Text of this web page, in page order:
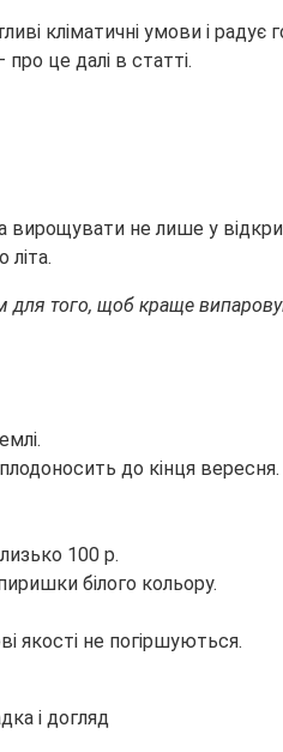
кліматичні умови і
про це далі в статті.
не лише у
того, щоб краще
до кінця вересня.
100 р.
білого кольору.
якості не погіршуються.